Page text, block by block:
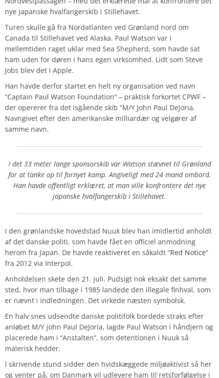
nye japanske hvalfangerskib i Stillehavet.
Turen skulle gå fra Nordatlanten ved Grønland nord om
Canada til Stillehavet ved Alaska. Paul Watson var i
mellemtiden raget uklar med Sea Shepherd, som havde sat
ham uden for døren i hans egen virksomhed. Lidt som Steve
Jobs blev det i Apple.
Han havde derfor startet en helt ny organisation ved navn
“Captain Paul Watson Foundation” – praktisk forkortet CPWF –
der opererer fra det isgående skib “M/Y John Paul DeJoria.
Navngivet efter den amerikanske milliardær og velgører af
samme navn.
I det 33 meter lange sponsorskib var Watson stævnet til Grønland
for at tanke op til fornyet kamp. Angiveligt med 24 mand ombord.
Han havde offentligt erklæret, at man ville konfrontere det nye
japanske hvalfangerskib i Stillehavet.
I den grønlandske hovedstad Nuuk blev han imidlertid anholdt
af det danske politi, som havde fået en officiel anmodning
herom fra Japan. De havde reaktiveret en såkaldt “Red Notice”
fra 2012 via Interpol.
Anholdelsen skete den 21. juli. Pudsigt nok eksakt det samme
sted, hvor man tilbage i 1985 landede den illegale finhval, som
er nævnt i indledningen. Det virkede næsten symbolsk.
En halv snes udsendte danske politifolk bordede straks efter
anløbet M/Y John Paul DeJoria, lagde Paul Watson i håndjern og
placerede ham i “Anstalten”, som detentionen i Nuuk så
malerisk hedder.
I skrivende stund sidder den hvidskæggede miljøaktivist så her
og venter på, om Danmark vil udlevere ham til retsforfølgelse i